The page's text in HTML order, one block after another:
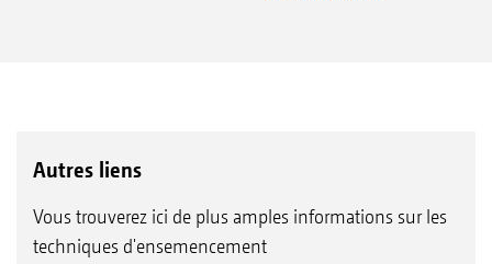
Autres liens
Vous trouverez ici de plus amples informations sur les
techniques d'ensemencement